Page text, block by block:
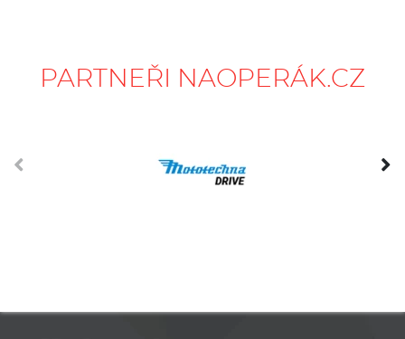
PARTNEŘI NAOPERÁK.CZ